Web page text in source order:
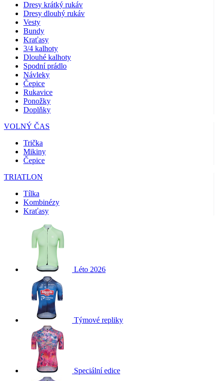
Dresy krátký rukáv
Dresy dlouhý rukáv
Vesty
Bundy
Kraťasy
3/4 kalhoty
Dlouhé kalhoty
Spodní prádlo
Návleky
Čepice
Rukavice
Ponožky
Doplňky
VOLNÝ ČAS
Trička
Mikiny
Čepice
TRIATLON
Tílka
Kombinézy
Kraťasy
Léto 2026
Týmové repliky
Speciální edice